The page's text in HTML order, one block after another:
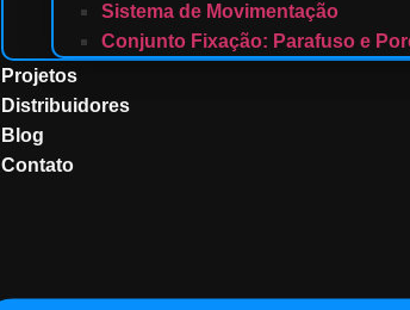
Sistema de Movimentação
Conjunto Fixação: Parafuso e
Projetos
Distribuidores
Blog
Contato